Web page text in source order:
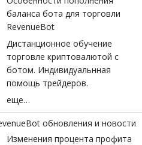
баланса бота для торговли
RevenueBot
Дистанционное обучение
торговле криптовалютой с
ботом. Индивидуальнная
помощь трейдеров.
еще…
обновления и новости
Изменения процента профита